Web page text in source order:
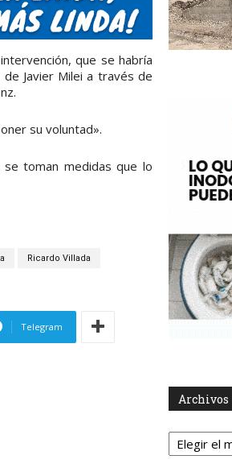
que se habría
Javier Milei a través de
su voluntad».
toman medidas que lo
Ricardo Villada
Telegram
Archivos
Archivos